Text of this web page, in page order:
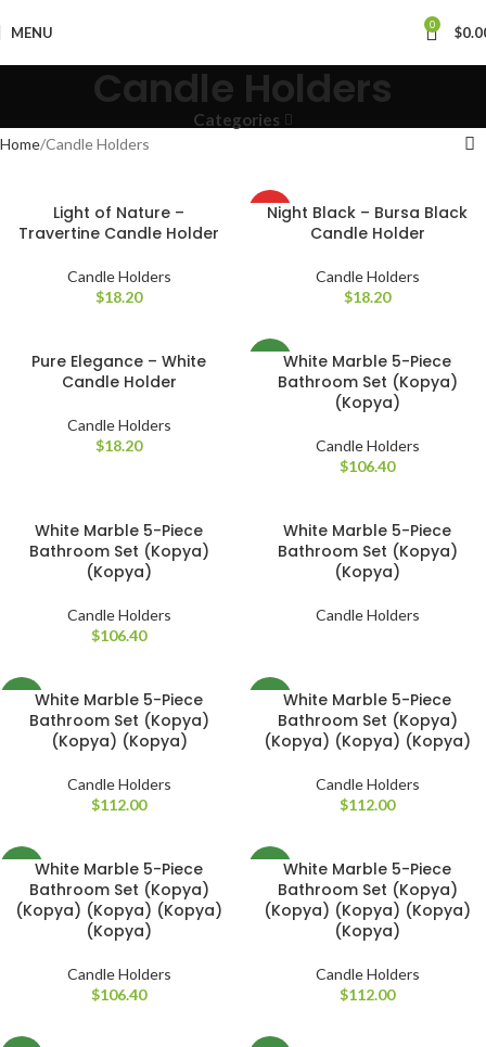
MENU 0 $
Candle Holders
Categories
Home Candle Holders
Light of Nature –
Travertine Candle Holder
Candle Holders
$18.20
HOT
Night Black – Bursa Black
Candle Holder
Candle Holders
$18.20
Pure Elegance – White
Candle Holder
Candle Holders
$18.20
White Marble 5-Piece
Bathroom Set (Kopya)
(Kopya)
Candle Holders
$106.40
White Marble 5-Piece
Bathroom Set (Kopya)
(Kopya)
Candle Holders
$106.40
White Marble 5-Piece
Bathroom Set (Kopya)
(Kopya)
Candle Holders
White Marble 5-Piece
Bathroom Set (Kopya)
(Kopya) (Kopya)
Candle Holders
$112.00
White Marble 5-Piece
Bathroom Set (Kopya)
(Kopya) (Kopya) (Kopya)
Candle Holders
$112.00
White Marble 5-Piece
Bathroom Set (Kopya)
(Kopya) (Kopya) (Kopya)
(Kopya)
Candle Holders
$106.40
White Marble 5-Piece
Bathroom Set (Kopya)
(Kopya) (Kopya) (Kopya)
(Kopya)
Candle Holders
$112.00